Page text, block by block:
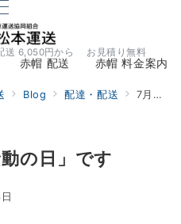
送 6,050円から お見積り無料
赤帽 配送 赤帽 料金案内
Blog 配達・配送 7月23日は、「米騒動の日」です
の日」です